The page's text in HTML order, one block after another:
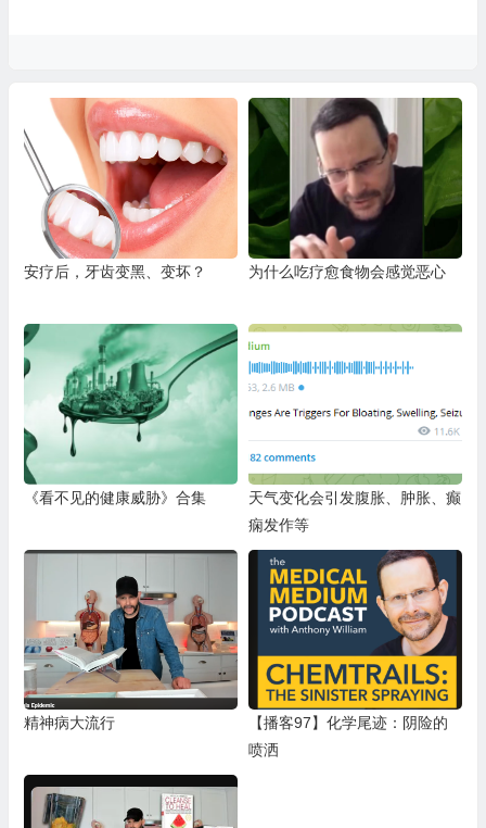
安疗后，牙齿变黑、变坏？ 为什么吃疗愈食物会感觉恶心
《看不见的健康威胁》合集
天气变化会引发腹胀、肿胀、癫
痫发作等
精神病大流行
【播客97】化学尾迹：阴险的
喷洒